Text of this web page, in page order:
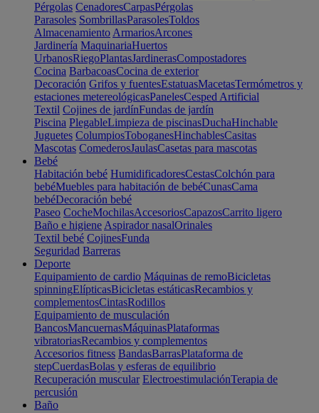
Pérgolas CenadoresCarpasPérgolas
Parasoles SombrillasParasolesToldos
Almacenamiento ArmariosArcones
Jardinería MaquinariaHuertos
UrbanosRiegoPlantasJardinerasCompostadores
Cocina BarbacoasCocina de exterior
Decoración Grifos y fuentesEstatuasMacetasTermómetros y
estaciones metereológicasPanelesCesped Artificial
Textil Cojines de jardínFundas de jardín
Piscina PlegableLimpieza de piscinasDuchaHinchable
Juguetes ColumpiosToboganesHinchablesCasitas
Mascotas ComederosJaulasCasetas para mascotas
Bebé
Habitación bebé HumidificadoresCestasColchón para
bebéMuebles para habitación de bebéCunasCama
bebéDecoración bebé
Paseo CocheMochilasAccesoriosCapazosCarrito ligero
Baño e higiene Aspirador nasalOrinales
Textil bebé CojinesFunda
Seguridad Barreras
Deporte
Equipamiento de cardio Máquinas de remoBicicletas
spinningElípticasBicicletas estáticasRecambios y
complementosCintasRodillos
Equipamiento de musculación
BancosMancuernasMáquinasPlataformas
vibratoriasRecambios y complementos
Accesorios fitness BandasBarrasPlataforma de
stepCuerdasBolas y esferas de equilibrio
Recuperación muscular ElectroestimulaciónTerapia de
percusión
Baño